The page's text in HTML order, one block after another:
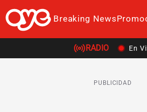
Breaking News
RADIO En
PUBLICIDAD